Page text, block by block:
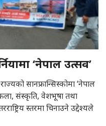
‘नेपाल उत्सव’
सानफ्रान्सिस्कोमा ‘नेपाल
संस्कृति, वेशभूषा तथा
स्तरमा चिनाउने उद्देश्यले